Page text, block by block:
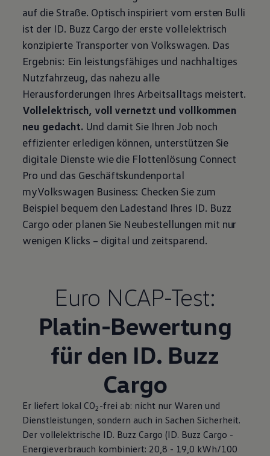
auf die Straße. Optisch inspiriert vom ersten Bulli
ist der ID. Buzz Cargo der erste vollelektrisch
konzipierte Transporter von Volkswagen. Das
Ergebnis: Ein leistungsfähiges und nachhaltiges
Nutzfahrzeug, das nahezu alle
Herausforderungen Ihres Arbeitsalltags meistert.
Vollelektrisch, voll vernetzt und vollkommen
neu gedacht. Und damit Sie Ihren Job noch
effizienter erledigen können, unterstützen Sie
digitale Dienste wie die Flottenlösung Connect
Pro und das Geschäftskundenportal
myVolkswagen Business: Checken Sie zum
Beispiel bequem den Ladestand Ihres ID. Buzz
Cargo oder planen Sie Neubestellungen mit nur
wenigen Klicks – digital und zeitsparend.
Euro NCAP-Test:
Platin-Bewertung
für den ID. Buzz
Cargo
Er liefert lokal CO2 -frei ab: nicht nur Waren und
Dienstleistungen, sondern auch in Sachen Sicherheit.
Der vollelektrische ID. Buzz Cargo (ID. Buzz Cargo -
Energieverbrauch kombiniert: 20,8 - 19,0 kWh/100